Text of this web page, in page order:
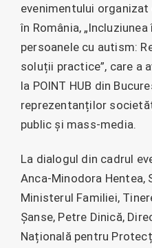
evenimentului
în România,
persoanele cu autism:
soluții practice”, care a
la POINT HUB din
reprezentanților
public și mass-media.
La dialogul din cadrul
Anca-Minodora Hentea,
Ministerul Familiei,
Șanse, Petre Dinică,
Națională pentru